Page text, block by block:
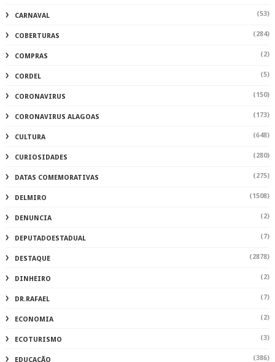
CARNAVAL (53)
COBERTURAS (284)
COMPRAS (2)
CORDEL (5)
CORONAVIRUS (150)
CORONAVIRUS ALAGOAS (173)
CULTURA (648)
CURIOSIDADES (280)
DATAS COMEMORATIVAS (275)
DELMIRO (1508)
DENUNCIA (2)
DEPUTADOESTADUAL (7)
DESTAQUE (2878)
DINHEIRO (2)
DR.RAFAEL (7)
ECONOMIA (2)
ECOTURISMO (3)
EDUCAÇÃO (386)